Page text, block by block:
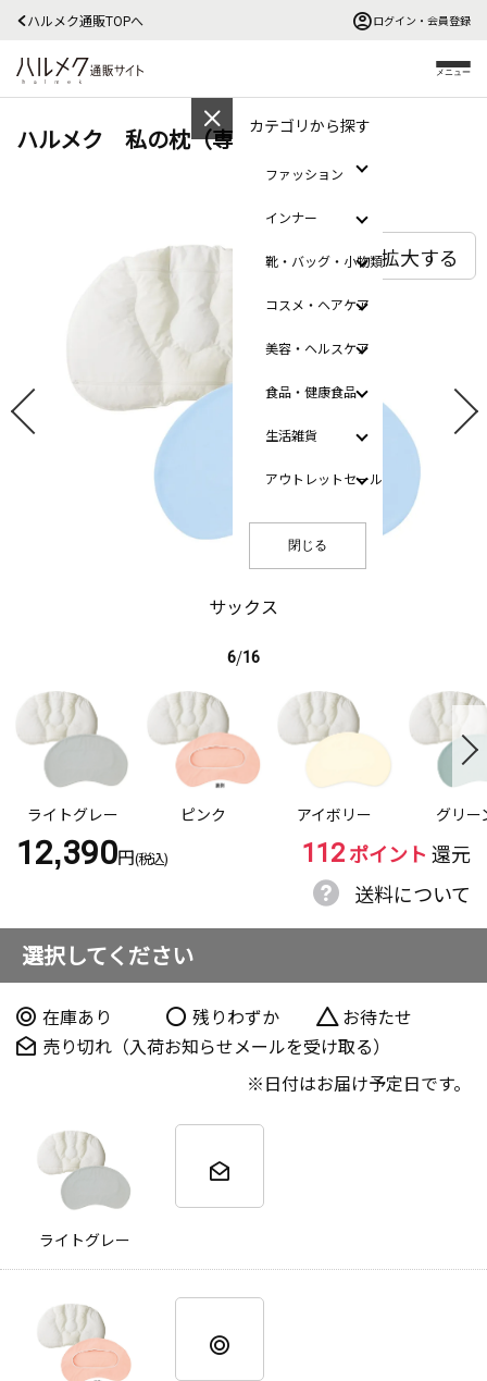
ハルメク通販TOPへ ログイン・会員登録
メニュー
カテゴリから探す
ファッション
インナー
靴・バッグ・小物類
コスメ・ヘアケア
美容・ヘルスケア
食品・健康食品
生活雑貨
アウトレットセール
閉じる
ハルメク 私の枕（専用カバー付き）
サックス
拡大する
6/16
ライトグレー ピンク アイボリー グリー
12,390円(税込) 112ポイント 還元
送料について
選択してください
在庫あり 残りわずか
お待たせ
売り切れ（入荷お知らせメールを受け取る）
日付はお届け予定日です。
ライトグレー